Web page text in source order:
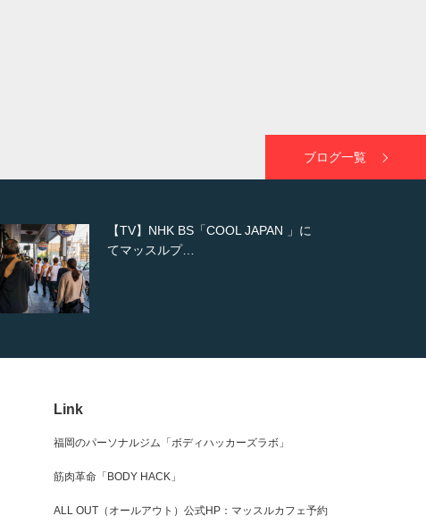
ブログ一覧
【WEB】「猫と焼き芋とマッチョ」
の素材を「ねとらぼ」さんに…
Link
福岡のパーソナルジム「ボディハッカーズラボ」
筋肉革命「BODY HACK」
ALL OUT（オールアウト）公式HP：マッスルカフェ予約